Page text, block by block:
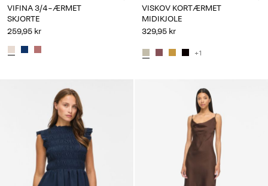
VIFINA 3/4-ÆRMET
SKJORTE
259,95 kr
VISKOV KORTÆRMET
MIDIKJOLE
329,95 kr
+1